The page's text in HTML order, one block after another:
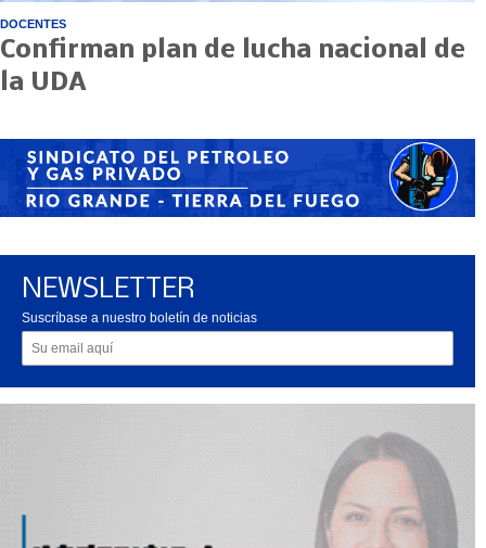
DOCENTES
Confirman plan de lucha nacional de
la UDA
NEWSLETTER
Suscríbase a nuestro boletín de noticias